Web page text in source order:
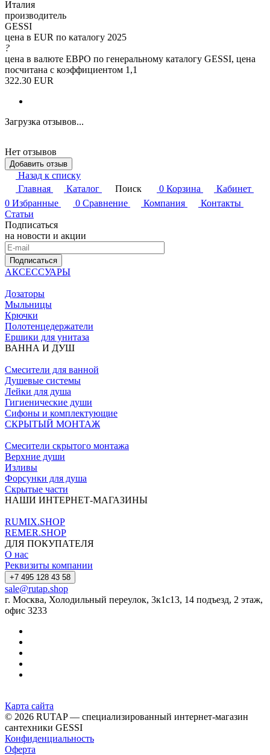
Италия
производитель
GESSI
цена в EUR по каталогу 2025
?
цена в валюте ЕВРО по генеральному каталогу GESSI, цена
посчитана с коэффициентом 1,1
322.30 EUR
Загрузка отзывов...
Нет отзывов
Добавить отзыв
Назад к списку
Главная
Каталог Поиск 0 Корзина
Кабинет
0 Избранные 0 Сравнение Компания
Контакты
Статьи
Подписаться
на новости и акции
Подписаться
АКСЕССУАРЫ
Дозаторы
Мыльницы
Крючки
Полотенцедержатели
Ершики для унитаза
ВАННА И ДУШ
Смесители для ванной
Душевые системы
Лейки для душа
Гигиенические души
Сифоны и комплектующие
СКРЫТЫЙ МОНТАЖ
Смесители скрытого монтажа
Верхние души
Изливы
Форсунки для душа
Скрытые части
НАШИ ИНТЕРНЕТ-МАГАЗИНЫ
RUMIX.SHOP
REMER.SHOP
ДЛЯ ПОКУПАТЕЛЯ
О нас
Реквизиты компании
+7 495 128 43 58
sale@rutap.shop
г. Москва, Холодильный переулок, 3к1с13, 14 подъезд, 2 этаж,
офис 3233
Карта сайта
© 2026 RUTAP — специализированный интернет-магазин
сантехники GESSI
Конфиденциальность
Оферта